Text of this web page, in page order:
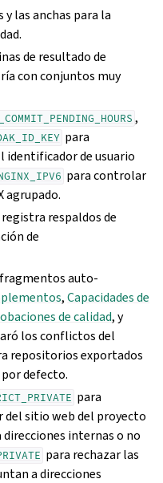
y las anchas para la
de resultado de
con conjuntos muy
,
para
identificador de usuario
para controlar
agrupado.
respaldos de
de
auto‐
,Capacidades de
de calidad, y
los conflictos del
repositorios exportados
defecto.
para
del sitio web del proyecto
internas o no
para rechazar las
a direcciones